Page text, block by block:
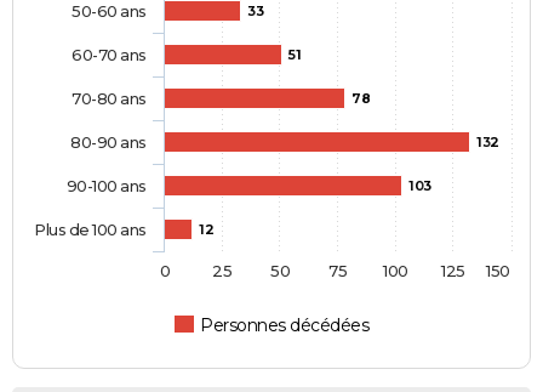
33
51
78
132
103
12
Personnes décédées
50-60 ans
60-70 ans
70-80 ans
80-90 ans
90-100 ans
Plus de 100 ans
0 25 50 75 100 125 150